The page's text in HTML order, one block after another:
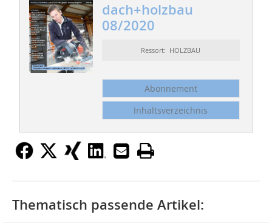
dach+holzbau
08/2020
Ressort: HOLZBAU
Abonnement
Inhaltsverzeichnis
Thematisch passende Artikel: